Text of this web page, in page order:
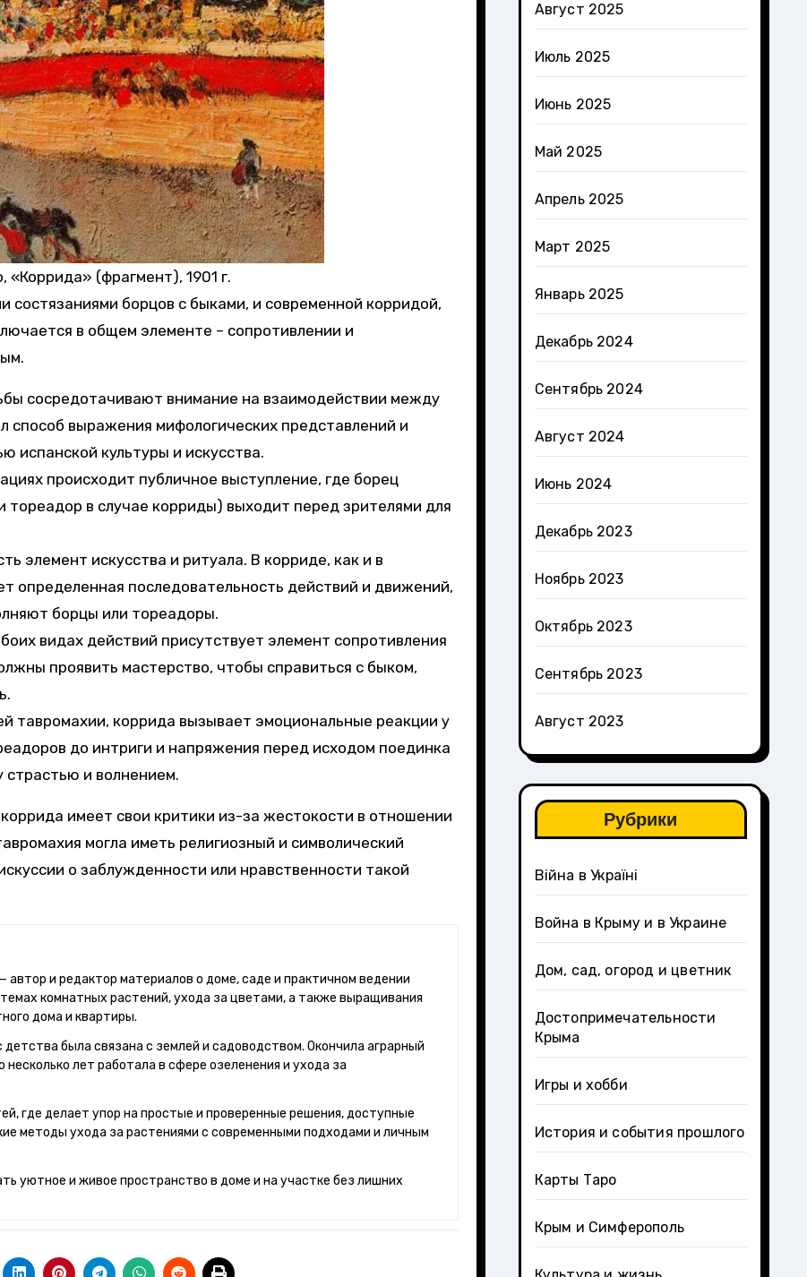
«Коррида» (фрагмент), 1901 г.
состязаниями борцов с быками, и современной корридой,
в общем элементе – сопротивлении и
сосредотачивают внимание на взаимодействии между
способ выражения мифологических представлений и
испанской культуры и искусства.
происходит публичное выступление, где борец
тореадор в случае корриды) выходит перед зрителями для
элемент искусства и ритуала. В корриде, как и в
определенная последовательность действий и движений,
борцы или тореадоры.
видах действий присутствует элемент сопротивления
проявить мастерство, чтобы справиться с быком,
тавромахии, коррида вызывает эмоциональные реакции у
до интриги и напряжения перед исходом поединка
и волнением.
имеет свои критики из-за жестокости в отношении
могла иметь религиозный и символический
о заблужденности или нравственности такой
комнатных растений, ухода за цветами, а также выращивания
дома и квартиры.
детства была связана с землей и садоводством. Окончила аграрный
лет работала в сфере озеленения и ухода за
где делает упор на простые и проверенные решения, доступные
методы ухода за растениями с современными подходами и личным
уютное и живое пространство в доме и на участке без лишних
Август 2025
Июль 2025
Июнь 2025
Май 2025
Апрель 2025
Март 2025
Январь 2025
Декабрь 2024
Сентябрь 2024
Август 2024
Июнь 2024
Декабрь 2023
Ноябрь 2023
Октябрь 2023
Сентябрь 2023
Август 2023
Рубрики
Війна в Україні
Война в Крыму и в Украине
Дом, сад, огород и цветник
Достопримечательности
Крыма
Игры и хобби
История и события прошлого
Карты Таро
Крым и Симферополь